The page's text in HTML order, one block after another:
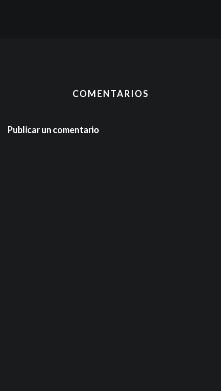
COMENTARIOS
Publicar un comentario